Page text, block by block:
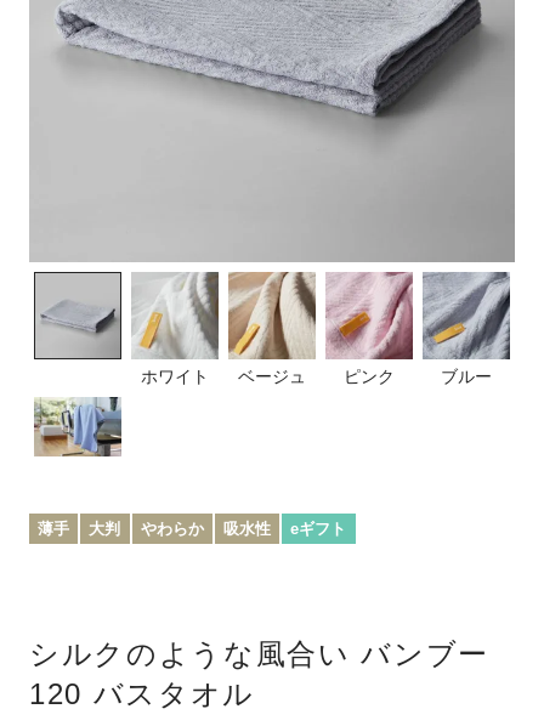
ホワイト ベージュ ピンク ブルー
薄手 大判 やわらか 吸水性 eギフト
シルクのような風合い バンブー
120 バスタオル